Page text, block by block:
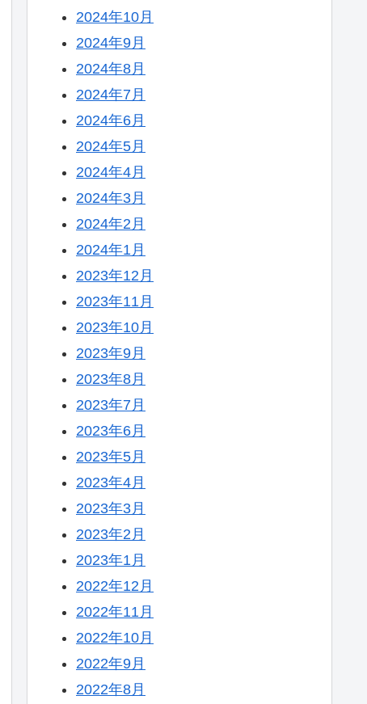
2024年10月
2024年9月
2024年8月
2024年7月
2024年6月
2024年5月
2024年4月
2024年3月
2024年2月
2024年1月
2023年12月
2023年11月
2023年10月
2023年9月
2023年8月
2023年7月
2023年6月
2023年5月
2023年4月
2023年3月
2023年2月
2023年1月
2022年12月
2022年11月
2022年10月
2022年9月
2022年8月